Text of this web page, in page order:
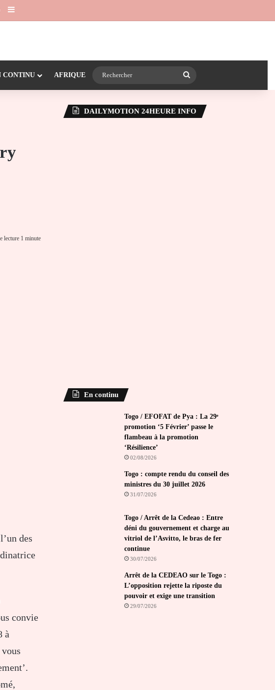
Suivre la chaîne 24heureinfo sur WhatsApp
Sidebar (barre latérale)
CONTINU AFRIQUE
lecture 1 minute
des
convie
à
DAILYMOTION 24HEURE INFO
En continu
Togo / EFOFAT de Pya : La 29ᵉ
promotion ‘5 Février’ passe le
flambeau à la promotion
‘Résilience’
02/08/2026
Togo : compte rendu du conseil des
ministres du 30 juillet 2026
31/07/2026
Togo / Arrêt de la Cedeao : Entre
déni du gouvernement et charge au
vitriol de l’Asvitto, le bras de fer
continue
30/07/2026
Arrêt de la CEDEAO sur le Togo :
L’opposition rejette la riposte du
pouvoir et exige une transition
29/07/2026